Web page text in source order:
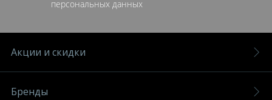
персональных данных
Акции и скидки
Бренды